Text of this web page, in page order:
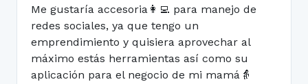
Me gustaría accesoria👩‍💻 para manejo de
redes sociales, ya que tengo un
emprendimiento y quisiera aprovechar al
máximo estás herramientas así como su
aplicación para el negocio de mi mamá👵